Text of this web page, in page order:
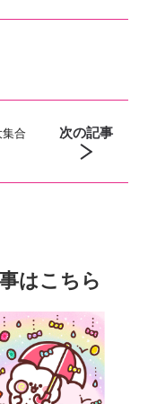
集合
次の記事
はこちら